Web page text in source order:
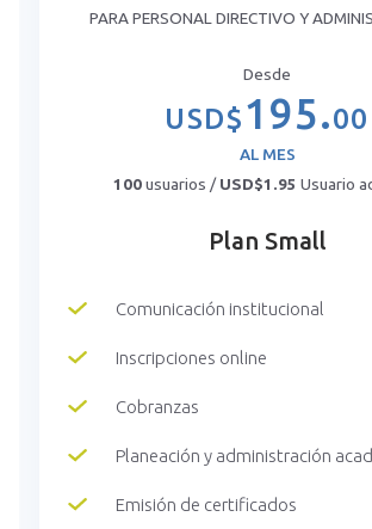
PARA PERSONAL DIRECTIVO Y
Desde
USD$195.00
AL MES
100usuarios /USD$1.95 Usuario
Plan Small
Comunicación institucional
Inscripciones online
Cobranzas
Planeación y administración
Emisión de certificados